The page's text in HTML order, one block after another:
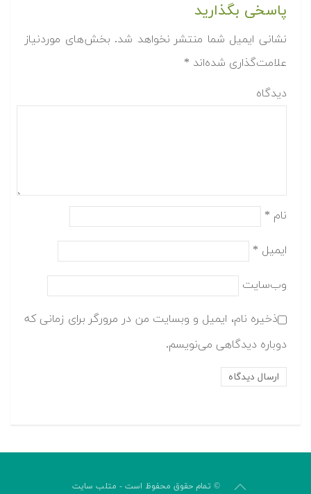
پاسخی بگذارید
نشانی ایمیل شما منتشر نخواهد شد. بخش‌های موردنیاز
علامت‌گذاری شده‌اند *
دیدگاه
نام *
ایمیل *
وب‌سایت
ذخیره نام، ایمیل و وبسایت من در مرورگر برای زمانی که
دوباره دیدگاهی می‌نویسم.
© تمام حقوق محفوظ است - متلب سایت